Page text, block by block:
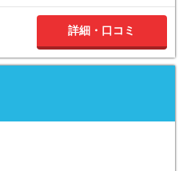
詳細・口コミ